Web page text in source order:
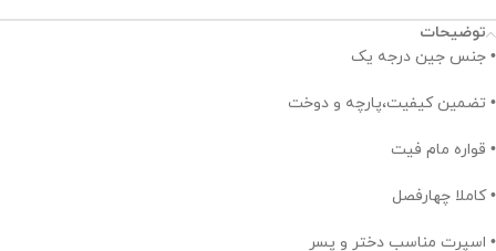
توضیحات
• جنس جین درجه یک
• تضمین کیفیت،پارچه و دوخت
• قواره مام فیت
• کاملا چهارفصل
• اسپرت مناسب دختر و پسر